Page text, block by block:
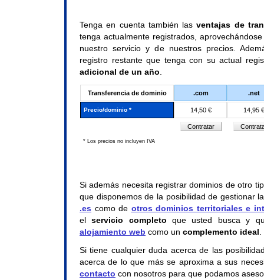
Tenga en cuenta también lasventajas de
tenga actualmente registrados,
nuestro servicio y de nuestros precios.
registro restante que tenga con su actual
adicional de un año
Transferencia de dominio .com .net
Precio/dominio * 14,50 € 14,95 €
* Los precios no incluyen IVA
Si además necesita registrar dominios de otro
que disponemos de la posibilidad de gestionar
.es como de otros dominios territoriales e
elservicio completo que usted busca y
alojamiento web como un complemento ideal
Si tiene cualquier duda acerca de las
acerca de lo que más se aproxima a sus
contacto con nosotros para que podamos